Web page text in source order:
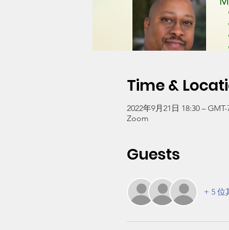
Time &
2022年9月21日 18:30 – GMT-
Zoom
Guests
+ 5 位